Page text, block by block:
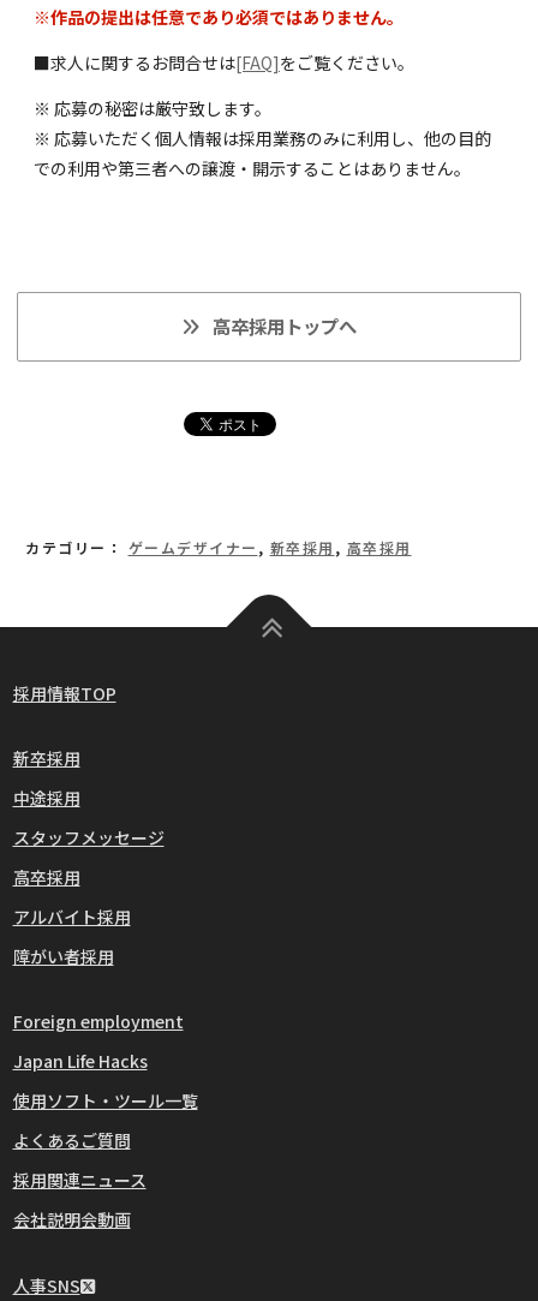
※作品の提出は任意であり必須ではありません。
■求人に関するお問合せは[FAQ]をご覧ください。
※ 応募の秘密は厳守致します。
※ 応募いただく個人情報は採用業務のみに利用し、他の目的
での利用や第三者への譲渡・開示することはありません。
高卒採用トップへ
カテゴリー： ゲームデザイナー , 新卒採用 , 高卒採用
採用情報TOP
新卒採用
中途採用
スタッフメッセージ
高卒採用
アルバイト採用
障がい者採用
Foreign employment
Japan Life Hacks
使用ソフト・ツール一覧
よくあるご質問
採用関連ニュース
会社説明会動画
人事SNS